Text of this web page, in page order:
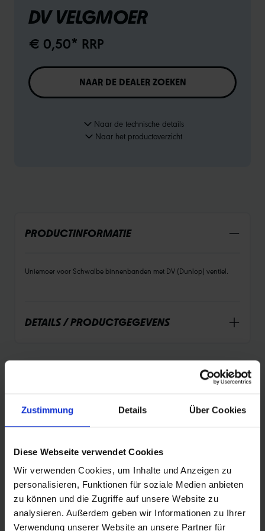
Zustimmung Details Über Cookies
Diese Webseite verwendet Cookies
Wir verwenden Cookies, um Inhalte und Anzeigen zu
personalisieren, Funktionen für soziale Medien anbieten
zu können und die Zugriffe auf unsere Website zu
analysieren. Außerdem geben wir Informationen zu Ihrer
Verwendung unserer Website an unsere Partner für
DV VELGMOER
€ 0,50* RRP
NAAR DE DEALER ZOEKEN
Naar de technische details
Naar het productoverzicht
PRODUCTINFORMATIE
Uniemoer voor Schwalbe binnenbanden met DV (Dunlop) ventiel.
DETAILS / PRODUCTGEGEVENS
Vind nog sneller de perfecte band voor jou.
verfijnen of filter de tabel op de categorieën
die je interesseren. Sorteer de banden met de
pijltjes.